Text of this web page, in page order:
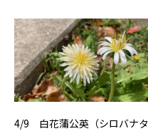
4/9 白花蒲公英（シロバナタ